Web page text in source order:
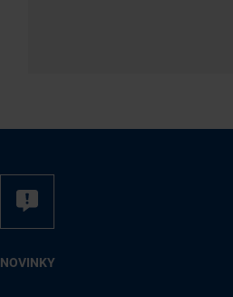
NO­VIN­KY